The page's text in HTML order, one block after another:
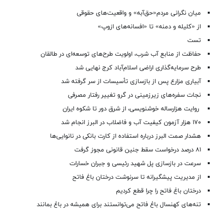
میان نگرانی مردم«حق‌آبه» و واقعیت‌های حقوقی
از «کلیله و دمنه» تا «افسانه‌های ازوپ»
تست
حفاظت از منابع آب شرب، اولویت طرح‌های توسعه‌ای در طالقان
طرح سرمایه‌گذاری اراضی اسلام‌آباد کرج نهایی شد
آبیاری مزارع پس از بازسازی تأسیسات از سر گرفته شد
نجات سفره‌های زیرزمینی در گرو تغییر رفتار مصرفی
روایت هزارساله خوشنویسی، از شرق دور تا شکوه ایران
۱۷۰ هزار آزمون کیفیت آب و فاضلاب در البرز انجام شد
هشدار صمت البرز درباره استفاده از کارت بانکی در نانوایی‌ها
۸۱ درصد درخواست‌ سقط جنین قانونی مجوز گرفت
سرعت در بازسازی پل شهید رئیسی و جبران خسارات
از مدیریت پیشگیرانه تا سرنوشت درختان باغ فاتح
درختان باغ فاتح را چرا قطع کردیم
تنه‌های کهنسال باغ فاتح می‌توانستند برای همیشه در باغ بمانند